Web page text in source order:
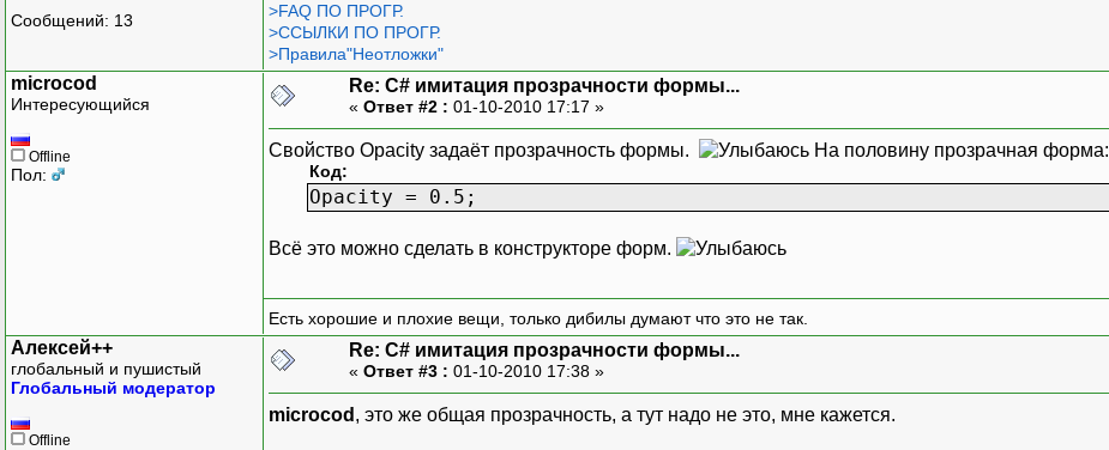
Сообщений: 13
>FAQ ПО ПРОГР.
>ССЫЛКИ ПО ПРОГР.
>Правила"Неотложки"
microcod
Интересующийся
Offline
Пол:
Re: C# имитация прозрачности формы...
« Ответ #2 : 01-10-2010 17:17 »
Свойство Opacity задаёт прозрачность формы. На половину прозрачная форма:
Код:
Opacity = 0.5;
Всё это можно сделать в конструкторе форм.
Есть хорошие и плохие вещи, только дибилы думают что это не так.
Алексей++
глобальный и пушистый
Глобальный модератор
Offline
Re: C# имитация прозрачности формы...
« Ответ #3 : 01-10-2010 17:38 »
microcod , это же общая прозрачность, а тут надо не это, мне кажется.